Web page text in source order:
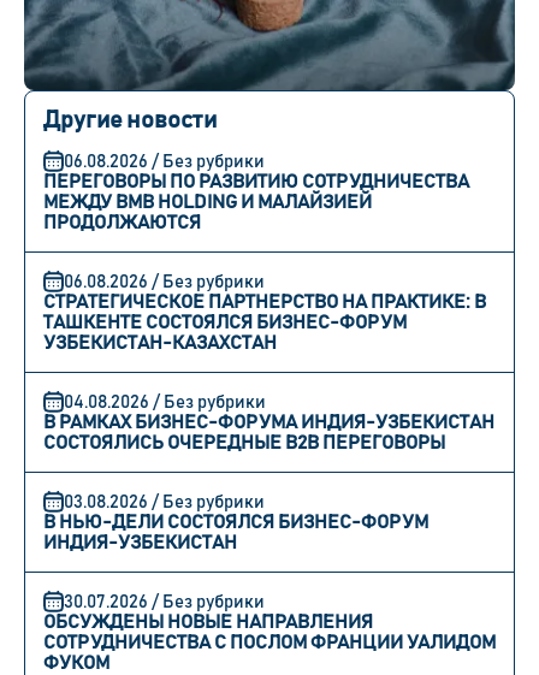
Другие новости
06.08.2026 / Без рубрики
ПЕРЕГОВОРЫ ПО РАЗВИТИЮ СОТРУДНИЧЕСТВА
МЕЖДУ BMB HOLDING И МАЛАЙЗИЕЙ
ПРОДОЛЖАЮТСЯ
06.08.2026 / Без рубрики
СТРАТЕГИЧЕСКОЕ ПАРТНЕРСТВО НА ПРАКТИКЕ: В
ТАШКЕНТЕ СОСТОЯЛСЯ БИЗНЕС-ФОРУМ
УЗБЕКИСТАН-КАЗАХСТАН
04.08.2026 / Без рубрики
В РАМКАХ БИЗНЕС-ФОРУМА ИНДИЯ-УЗБЕКИСТАН
СОСТОЯЛИСЬ ОЧЕРЕДНЫЕ B2B ПЕРЕГОВОРЫ
03.08.2026 / Без рубрики
В НЬЮ-ДЕЛИ СОСТОЯЛСЯ БИЗНЕС-ФОРУМ
ИНДИЯ-УЗБЕКИСТАН
30.07.2026 / Без рубрики
ОБСУЖДЕНЫ НОВЫЕ НАПРАВЛЕНИЯ
СОТРУДНИЧЕСТВА С ПОСЛОМ ФРАНЦИИ УАЛИДОМ
ФУКОМ